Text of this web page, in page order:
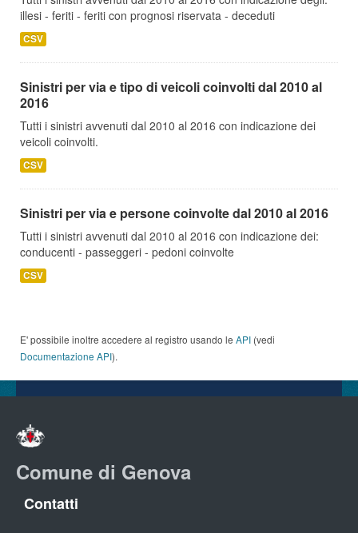
illesi - feriti - feriti con prognosi riservata - deceduti
CSV
Sinistri per via e tipo di veicoli coinvolti dal 2010 al
2016
Tutti i sinistri avvenuti dal 2010 al 2016 con indicazione dei
veicoli coinvolti.
CSV
Sinistri per via e persone coinvolte dal 2010 al 2016
Tutti i sinistri avvenuti dal 2010 al 2016 con indicazione dei:
conducenti - passeggeri - pedoni coinvolte
CSV
E' possibile inoltre accedere al registro usando le API (vedi
Documentazione API).
Comune di Genova
Contatti